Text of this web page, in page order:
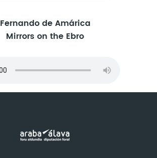
Fernando de Amárica
Mirrors on the Ebro